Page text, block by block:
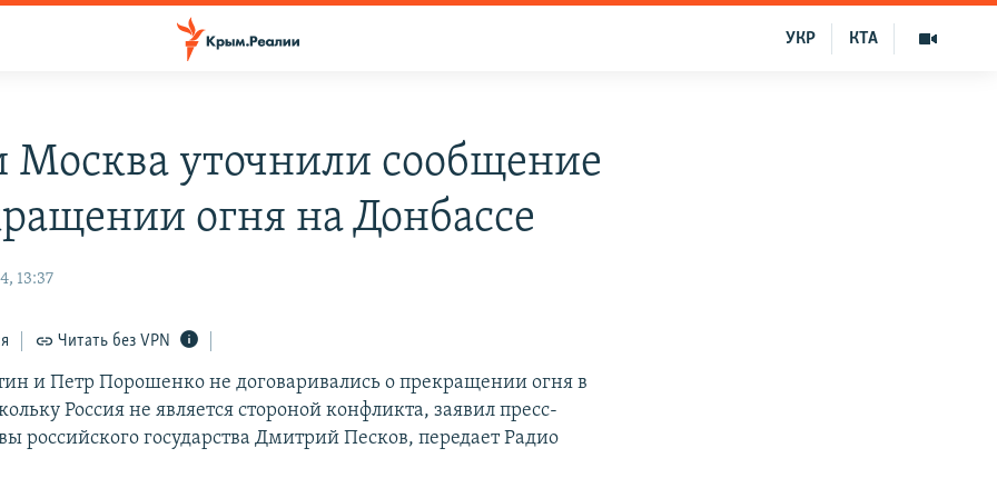
КТА
УКР
Москва уточнили сообщение
огня на Донбассе
13:37
Читать без VPN
и Петр Порошенко не договаривались о прекращении огня в
Россия не является стороной конфликта, заявил пресс-
российского государства Дмитрий Песков, передает Радио